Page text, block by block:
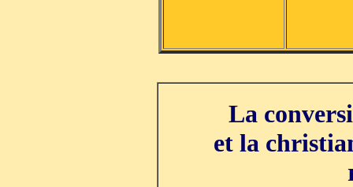
La
et la